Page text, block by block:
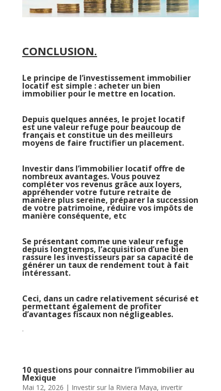
CONCLUSION.
Le principe de l’investissement immobilier
locatif est simple : acheter un bien
immobilier pour le mettre en location.
Depuis quelques années, le projet locatif
est une valeur refuge pour beaucoup de
français et constitue un des meilleurs
moyens de faire fructifier un placement.
Investir dans l’immobilier locatif offre de
nombreux avantages. Vous pouvez
compléter vos revenus grâce aux loyers,
appréhender votre future retraite de
manière plus sereine, préparer la succession
de votre patrimoine, réduire vos impôts de
manière conséquente, etc
Se présentant comme une valeur refuge
depuis longtemps, l’acquisition d’une bien
rassure les investisseurs par sa capacité de
générer un taux de rendement tout à fait
intéressant.
Ceci, dans un cadre relativement sécurisé et
permettant également de profiter
d’avantages fiscaux non négligeables.
.
10 questions pour connaitre l’immobilier au
Mexique
Mai 12, 2026 | Investir sur la Riviera Maya, invertir